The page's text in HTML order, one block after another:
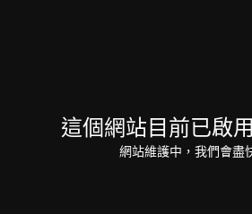
這個網站目前已啟
網站維護中，我們會盡